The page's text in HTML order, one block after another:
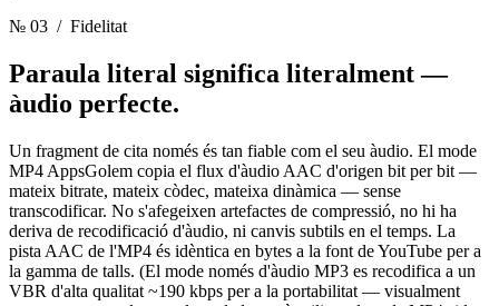
№ 03 / Fidelitat
Paraula literal significa literalment—
àudio perfecte.
Un fragment de cita només és tan fiable com el seu àudio. El mode
MP4 AppsGolem copia el flux d'àudio AAC d'origen bit per bit —
mateix bitrate, mateix còdec, mateixa dinàmica — sense
transcodificar. No s'afegeixen artefactes de compressió, no hi ha
deriva de recodificació d'àudio, ni canvis subtils en el temps. La
pista AAC de l'MP4 és idèntica en bytes a la font de YouTube per a
la gamma de talls. (El mode només d'àudio MP3 es recodifica a un
VBR d'alta qualitat ~190 kbps per a la portabilitat — visualment